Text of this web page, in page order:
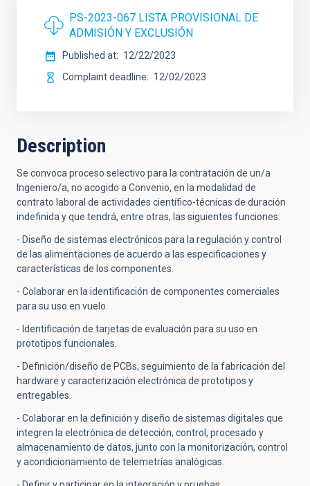
PS-2023-067 LISTA PROVISIONAL DE
ADMISIÓN Y EXCLUSIÓN
Published at
12/22/2023
Complaint deadline
12/02/2023
Description
Se convoca proceso selectivo para la contratación de un/a
Ingeniero/a, no acogido a Convenio, en la modalidad de
contrato laboral de actividades científico-técnicas de duración
indefinida y que tendrá, entre otras, las siguientes funciones:
- Diseño de sistemas electrónicos para la regulación y control
de las alimentaciones de acuerdo a las especificaciones y
características de los componentes.
- Colaborar en la identificación de componentes comerciales
para su uso en vuelo.
- Identificación de tarjetas de evaluación para su uso en
prototipos funcionales.
- Definición/diseño de PCBs, seguimiento de la fabricación del
hardware y caracterización electrónica de prototipos y
entregables.
- Colaborar en la definición y diseño de sistemas digitales que
integren la electrónica de detección, control, procesado y
almacenamiento de datos, junto con la monitorización, control
y acondicionamiento de telemetrías analógicas.